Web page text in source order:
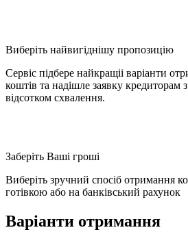
Виберіть найвигіднішу пропозицію
Сервіс підбере найкращіі варіанти
коштів та надішле заявку кредиторам
відсотком схвалення.
Заберіть Ваші гроші
Виберіть зручний спосіб отримання
готівкою або на банківський рахунок
Варіанти отримання